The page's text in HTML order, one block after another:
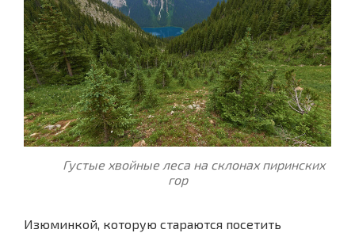
Густые хвойные леса на склонах пиринских
гор
Изюминкой, которую стараются посетить